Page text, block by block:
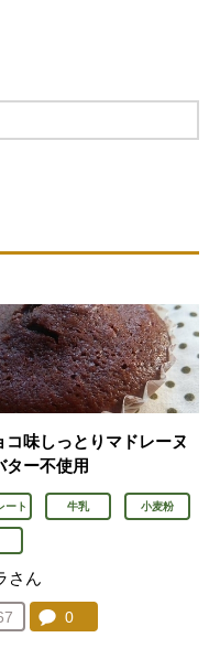
コ味しっとりマドレーヌ
ー不使用
ート 牛乳 小麦粉
さん
気に入り登録：
人が登録
コメント：
0件。コメントを見る。